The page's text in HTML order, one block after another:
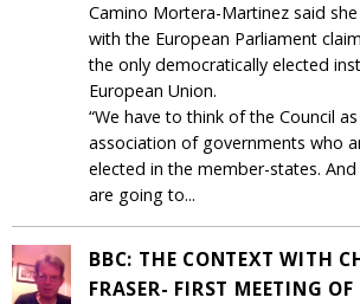
Camino Mortera-Martinez said
with the European Parliament
the only democratically elected
European Union.
“We have to think of the Council
association of governments who
elected in the member-states.
are going to...
BBC: THE CONTEXT WITH
FRASER- FIRST MEETING OF